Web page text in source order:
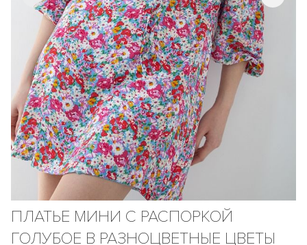
ПЛАТЬЕ МИНИ С РАСПОРКОЙ
ГОЛУБОЕ В РАЗНОЦВЕТНЫЕ ЦВЕТЫ